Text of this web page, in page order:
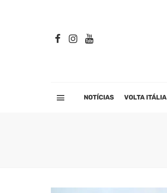
NOTÍCIAS VOLTA ITÁLIA